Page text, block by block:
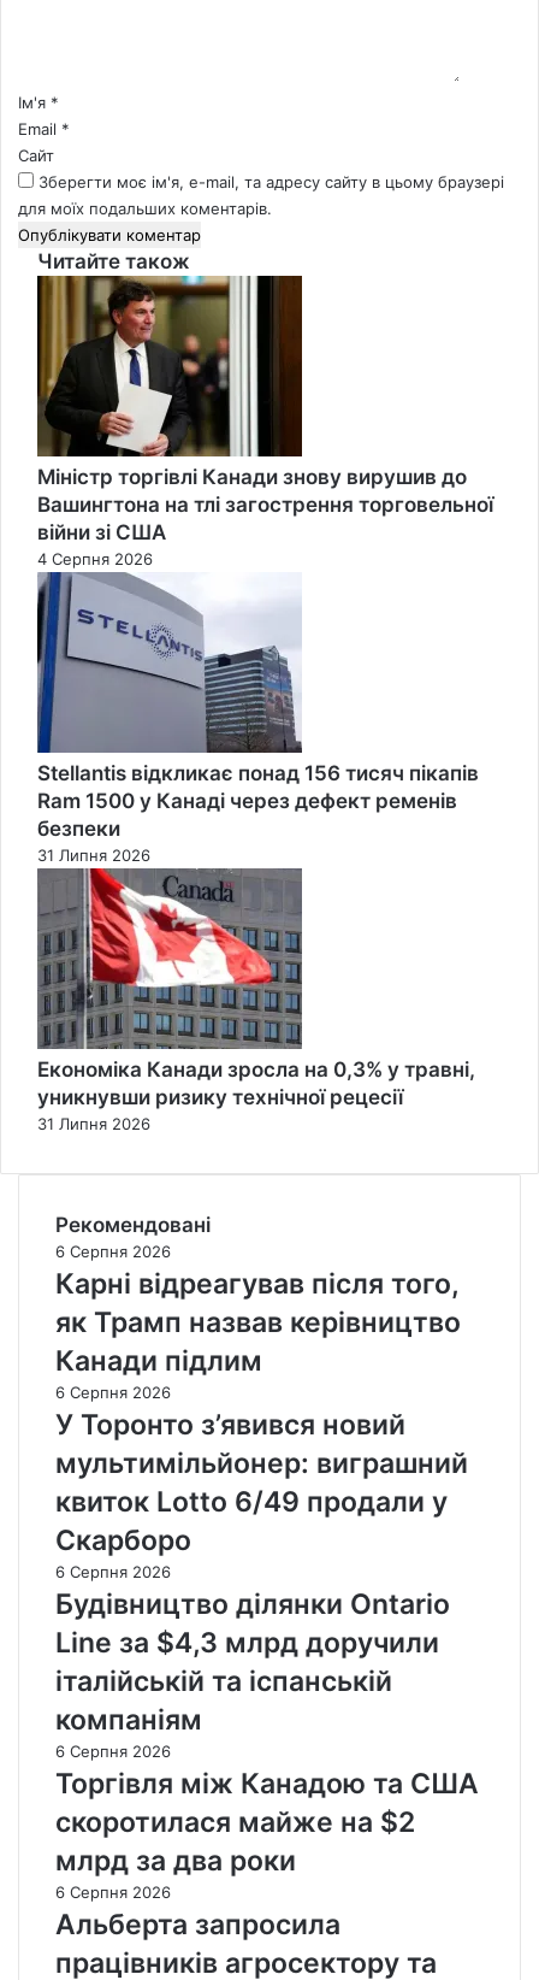
*Ім'я *
Email *
Сайт
Зберегти моє ім'я, e-mail, та адресу сайту в цьому браузері
для моїх подальших коментарів.
Читайте також
Close
Міністр торгівлі Канади знову вирушив до
Вашингтона на тлі загострення торговельної
війни зі США
4 Серпня 2026
Stellantis відкликає понад 156 тисяч пікапів
Ram 1500 у Канаді через дефект ременів
безпеки
31 Липня 2026
Економіка Канади зросла на 0,3% у травні,
уникнувши ризику технічної рецесії
31 Липня 2026
Рекомендовані
6 Серпня 2026
Карні відреагував після того,
як Трамп назвав керівництво
Канади підлим
6 Серпня 2026
У Торонто з’явився новий
мультимільйонер: виграшний
квиток Lotto 6/49 продали у
Скарборо
6 Серпня 2026
Будівництво ділянки Ontario
Line за $4,3 млрд доручили
італійській та іспанській
компаніям
6 Серпня 2026
Торгівля між Канадою та США
скоротилася майже на $2
млрд за два роки
6 Серпня 2026
Альберта запросила
працівників агросектору та